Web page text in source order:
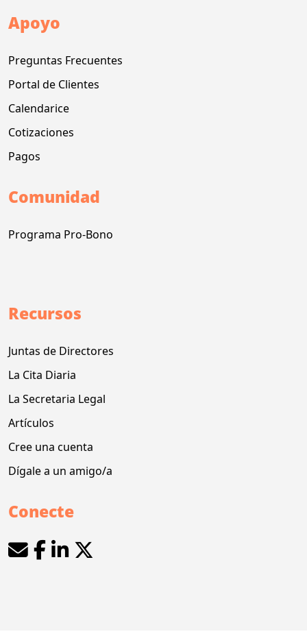
Apoyo
Preguntas Frecuentes
Portal de Clientes
Calendarice
Cotizaciones
Pagos
Comunidad
Programa Pro-Bono
Recursos
Juntas de Directores
La Cita Diaria
La Secretaria Legal
Artículos
Cree una cuenta
Dígale a un amigo/a
Conecte